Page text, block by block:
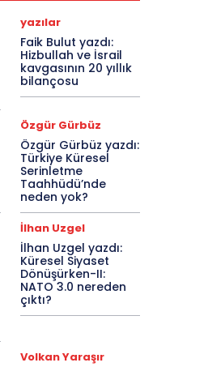
yazılar
Faik Bulut yazdı:
Hizbullah ve İsrail
kavgasının 20 yıllık
bilançosu
Özgür Gürbüz
Özgür Gürbüz yazdı:
Türkiye Küresel
Serinletme
Taahhüdü’nde
neden yok?
İlhan Uzgel
İlhan Uzgel yazdı:
Küresel Siyaset
Dönüşürken-II:
NATO 3.0 nereden
çıktı?
Volkan Yaraşır